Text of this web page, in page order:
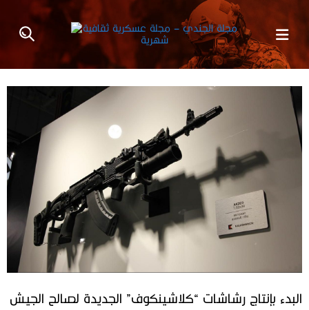
البدء بإنتاج رشاشات “كلاشينكوف” الجديدة لصالح الجيش